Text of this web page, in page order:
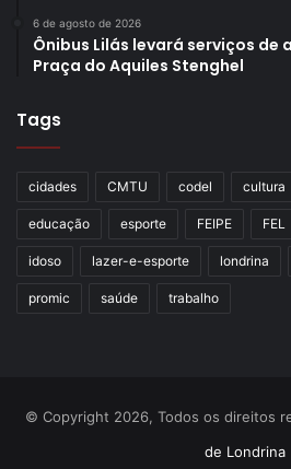
6 de agosto de 2026
Ônibus Lilás levará serviços de
Praça do Aquiles Stenghel
Tags
cidades CMTU codel cultura
educação esporte FEIPE FEL
idoso lazer-e-esporte londrina
promic saúde trabalho
© Copyright 2026, Todos os direitos
de Londrina